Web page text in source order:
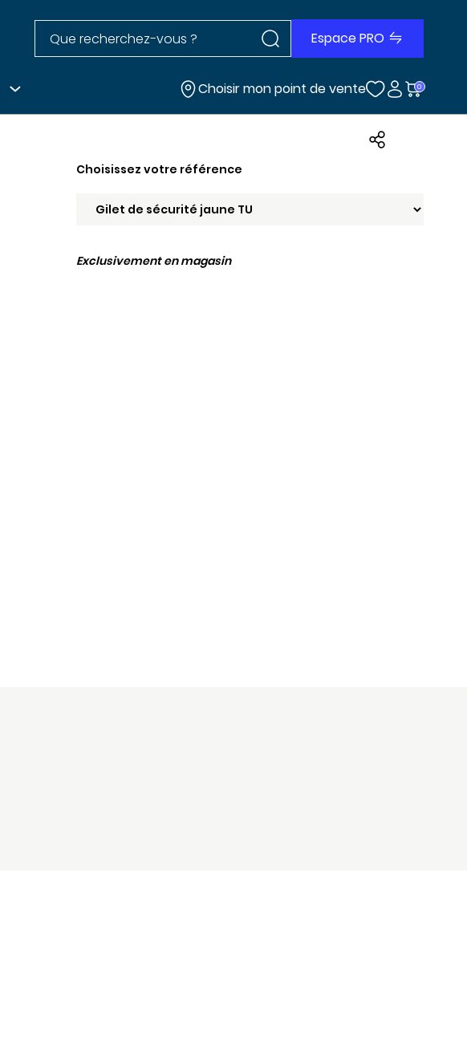
Rechercher dans le site Rechercher dans le site
Espace PRO
Choisir mon point de vente 0
Choisissez votre référence
Exclusivement en magasin